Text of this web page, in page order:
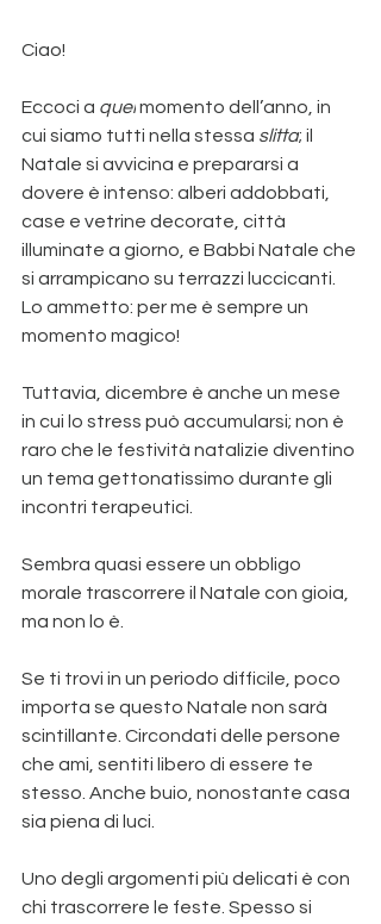
Ciao!
Eccoci a quel momento dell’anno, in
cui siamo tutti nella stessa slitta; il
Natale si avvicina e prepararsi a
dovere è intenso: alberi addobbati,
case e vetrine decorate, città
illuminate a giorno, e Babbi Natale che
si arrampicano su terrazzi luccicanti.
Lo ammetto: per me è sempre un
momento magico!
Tuttavia, dicembre è anche un mese
in cui lo stress può accumularsi; non è
raro che le festività natalizie diventino
un tema gettonatissimo durante gli
incontri terapeutici.
Sembra quasi essere un obbligo
morale trascorrere il Natale con gioia,
ma non lo è.
Se ti trovi in un periodo difficile, poco
importa se questo Natale non sarà
scintillante. Circondati delle persone
che ami, sentiti libero di essere te
stesso. Anche buio, nonostante casa
sia piena di luci.
Uno degli argomenti più delicati è con
chi trascorrere le feste. Spesso si